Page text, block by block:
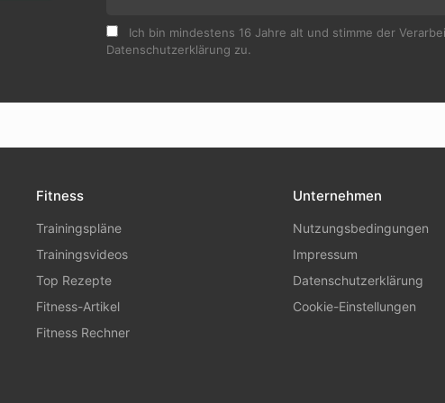
Ich bin mindestens 16 Jahre alt und stimme der
Datenschutzerklärung zu.
Fitness
Trainingspläne
Trainingsvideos
Top Rezepte
Fitness-Artikel
Fitness Rechner
Unternehmen
Nutzungsbedingungen
Impressum
Datenschutzerklärung
Cookie-Einstellungen